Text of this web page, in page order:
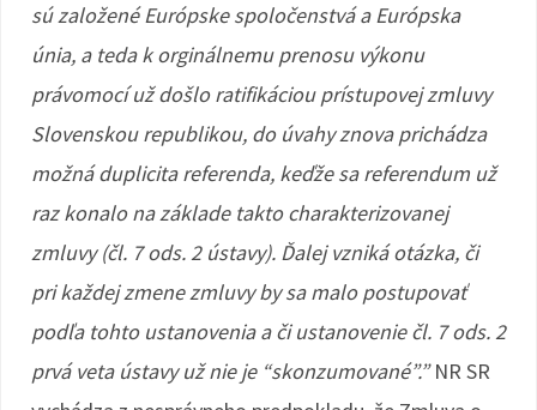
sú založené Európske spoločenstvá a Európska
únia, a teda k orginálnemu prenosu výkonu
právomocí už došlo ratifikáciou prístupovej zmluvy
Slovenskou republikou, do úvahy znova prichádza
možná duplicita referenda, keďže sa referendum už
raz konalo na základe takto charakterizovanej
zmluvy (čl. 7 ods. 2 ústavy). Ďalej vzniká otázka, či
pri každej zmene zmluvy by sa malo postupovať
podľa tohto ustanovenia a či ustanovenie čl. 7 ods. 2
prvá veta ústavy už nie je “skonzumované”.”NR SR